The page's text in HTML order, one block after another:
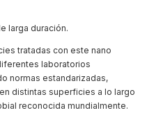
larga duración.
tratadas con este nano
laboratorios
normas estandarizadas,
distintas superficies a lo largo
reconocida mundialmente.